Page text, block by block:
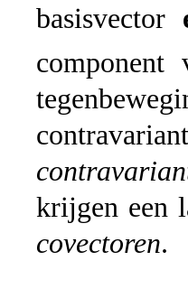
basisvector
component
krijgen een
covectoren.